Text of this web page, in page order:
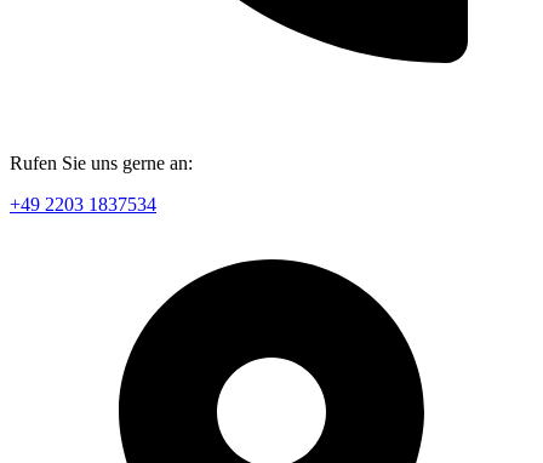
Rufen Sie uns gerne an:
+49 2203 1837534